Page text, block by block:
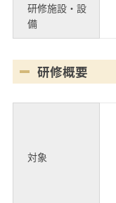
研修施設・設
備
研修概要
対象